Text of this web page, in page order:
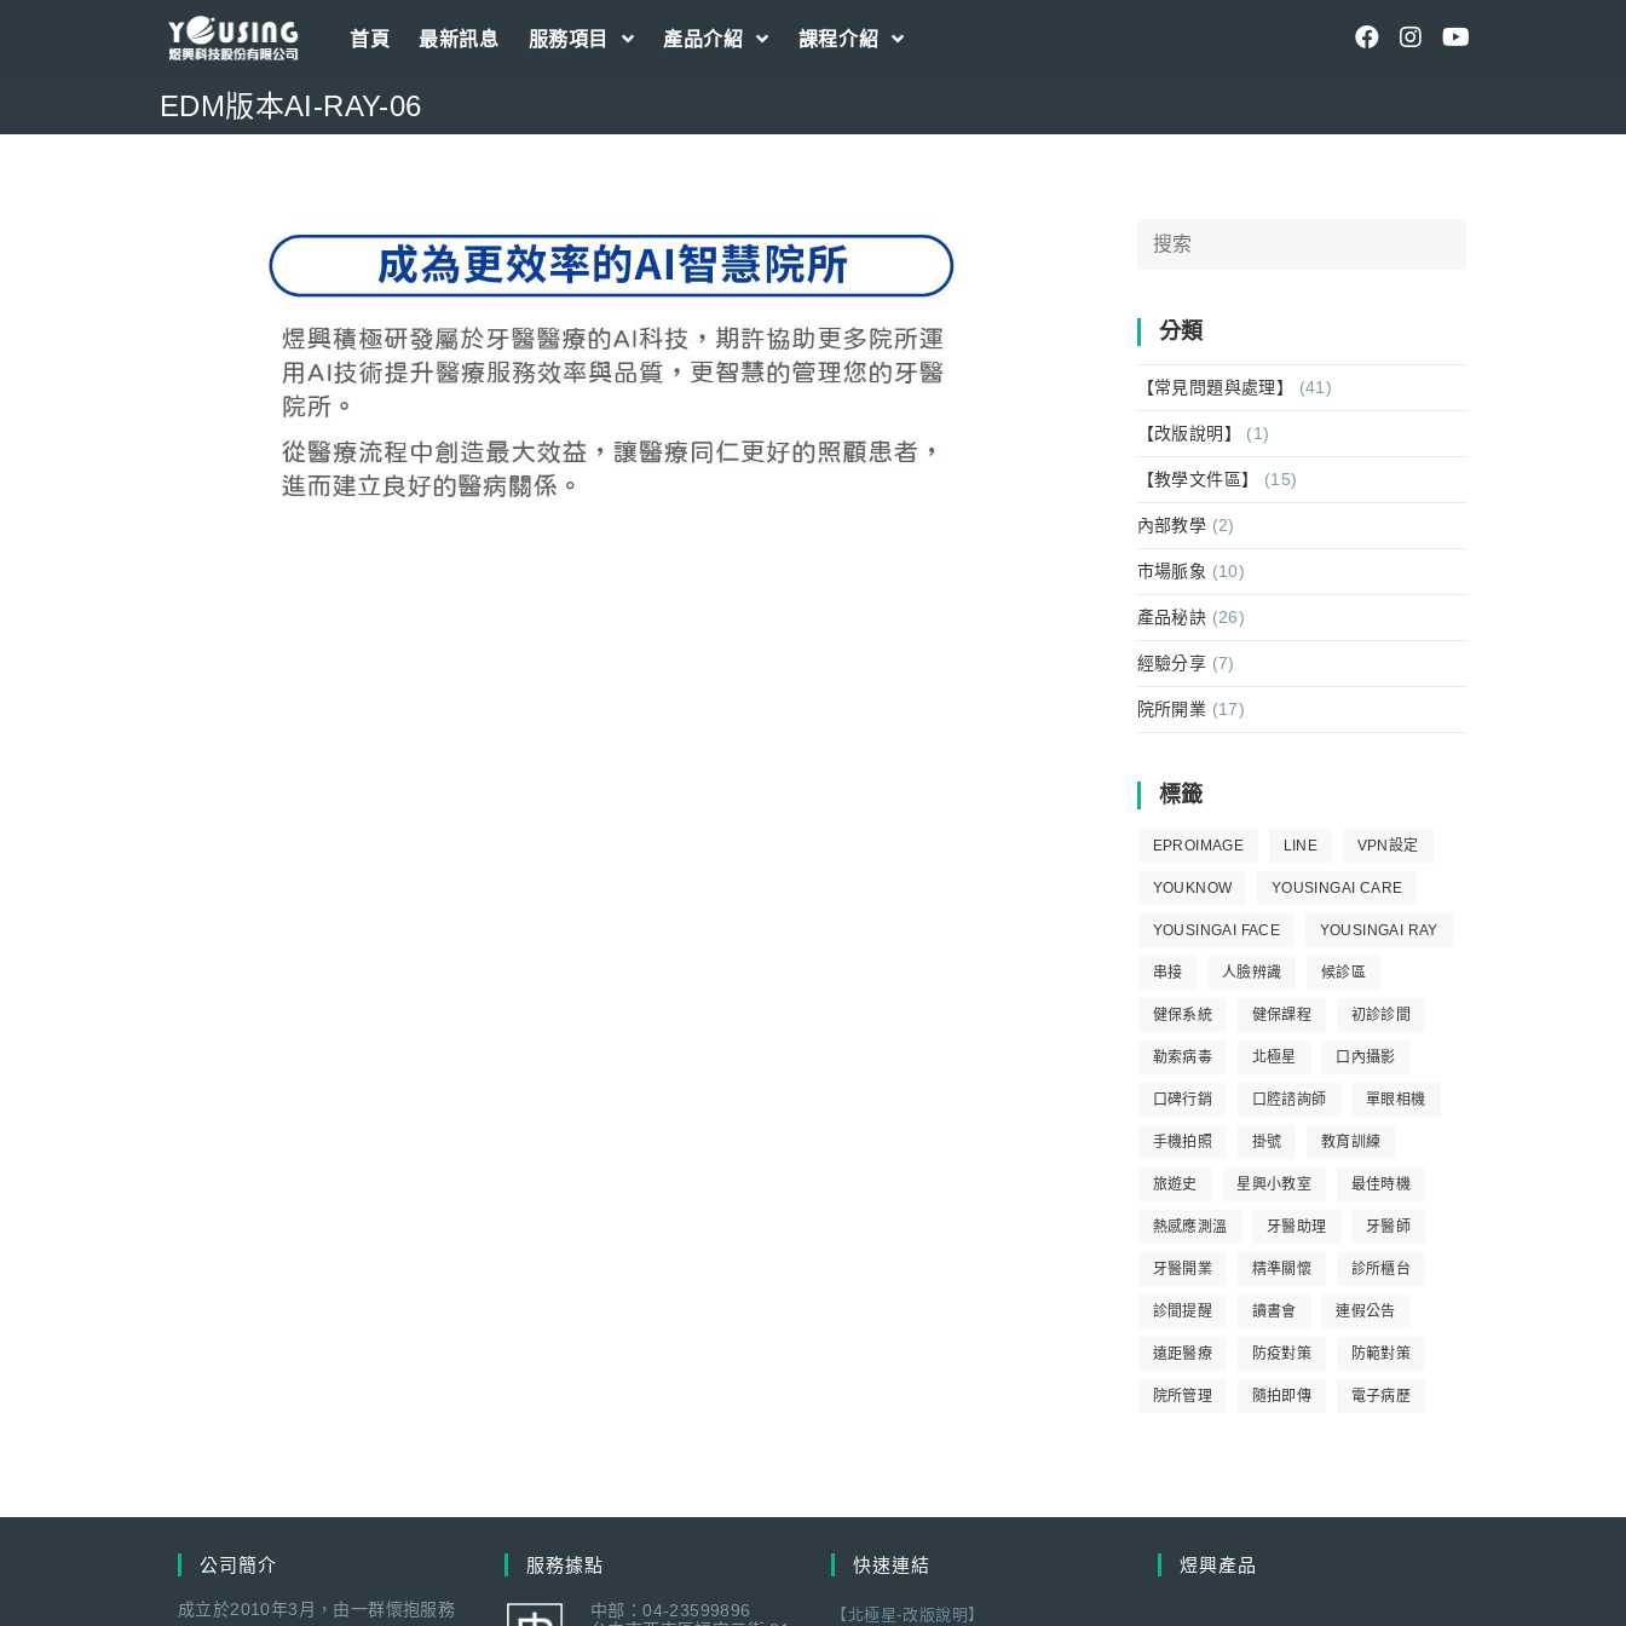
首頁 最新訊息 服務項目 產品介紹 課程介紹
EDM版本AI-RAY-06
Search
分類
【常見問題與處理】 (41)
【改版說明】 (1)
【教學文件區】 (15)
內部教學 (2)
市場脈象 (10)
產品秘訣 (26)
經驗分享 (7)
院所開業 (17)
標籤
EPROIMAGE LINE VPN設定
YOUKNOW YOUSINGAI CARE
YOUSINGAI FACE YOUSINGAI RAY
串接 人臉辨識 候診區
健保系統 健保課程 初診診間
勒索病毒 北極星 口內攝影
口碑行銷 口腔諮詢師 單眼相機
手機拍照 掛號 教育訓練
旅遊史 星興小教室 最佳時機
熱感應測溫 牙醫助理 牙醫師
牙醫開業 精準關懷 診所櫃台
診間提醒 讀書會 連假公告
遠距醫療 防疫對策 防範對策
院所管理 隨拍即傳 電子病歷
公司簡介
成立於2010年3月，由一群懷抱服務
服務據點
中部：04-23599896
快速連結
【北極星-改版說明】
煜興產品